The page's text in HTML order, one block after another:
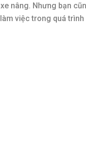
nâng. Nhưng bạn
việc trong quá trình